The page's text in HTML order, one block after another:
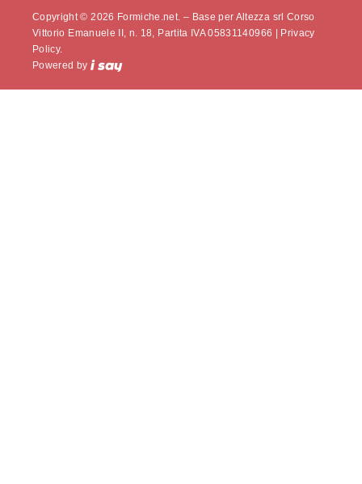
Copyright © 2026 Formiche.net. – Base per Altezza srl Corso
Vittorio Emanuele II, n. 18, Partita IVA 05831140966 |
Privacy
Policy.
Powered by